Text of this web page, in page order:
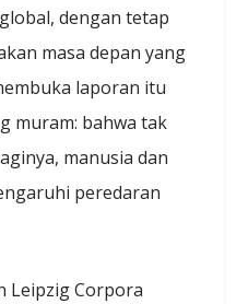
dengan tetap
masa depan yang
laporan itu
muram: bahwa tak
manusia dan
peredaran
Leipzig Corpora